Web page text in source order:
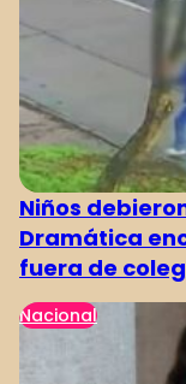
Niños
Dramática
fuera de
Nacional